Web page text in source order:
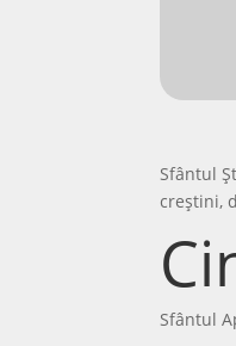
Sfântul
creștini,
Sfântul